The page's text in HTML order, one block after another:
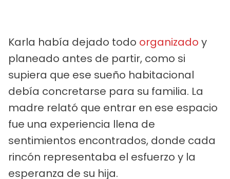
Karla había dejado todo organizado y
planeado antes de partir, como si
supiera que ese sueño habitacional
debía concretarse para su familia. La
madre relató que entrar en ese espacio
fue una experiencia llena de
sentimientos encontrados, donde cada
rincón representaba el esfuerzo y la
esperanza de su hija.